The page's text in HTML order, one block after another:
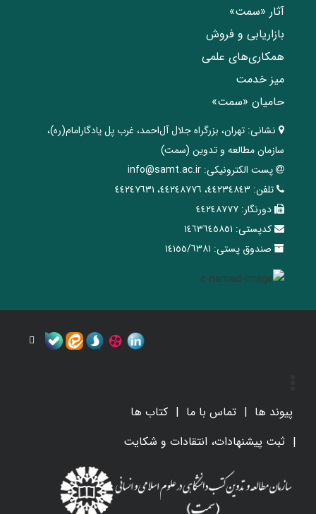
آثار «سمت»
بازاریابی و فروش
همکاری‌های علمی
میز خدمت
حامیان «سمت»
نشانی: تهران، ‌بزرگراه ‌جلال آل‌احمد، غرب پل يادگار‌امام(ره)‌،
سازمان مطالعه و تدوین‌ (سمت)
پست الکترونیکی: info@samt.ac.ir
تلفن: ٤٤٢٣٤٨٤٣، ٤٤٢٤٨٧٧٦، ٤٤٢٤٧٦٣١
دورنگار: ٤٤٢٤٨٧٧٧
کدپستی: ١٤٦٣٦٤٥٨٥١
صندوق پستی: ١٤١٥٥/٦٣٨١
پیوند ها تماس با ما
کتاب ها
ثبت پیشنهادات، انتقادات و شکایت